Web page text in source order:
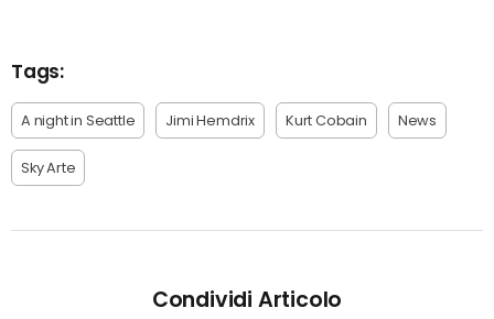
Tags:
A night in Seattle Jimi Hemdrix Kurt Cobain News
Sky Arte
Condividi Articolo